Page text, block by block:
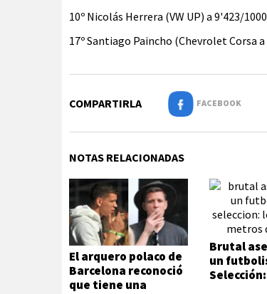
10º Nicolás Herrera (VW UP) a 9'423/1000
17º Santiago Paincho (Chevrolet Corsa
COMPARTIRLA FACEBOOK
NOTAS RELACIONADAS
El arquero polaco de
Barcelona reconoció
que tiene una
Brutal
un